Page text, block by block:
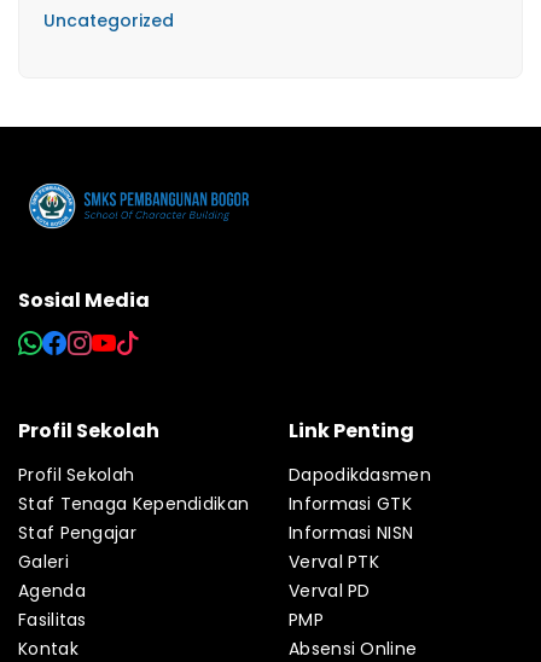
Uncategorized
Sosial Media
Profil Sekolah
Profil Sekolah
Staf Tenaga Kependidikan
Staf Pengajar
Galeri
Agenda
Fasilitas
Kontak
Link Penting
Dapodikdasmen
Informasi GTK
Informasi NISN
Verval PTK
Verval PD
PMP
Absensi Online